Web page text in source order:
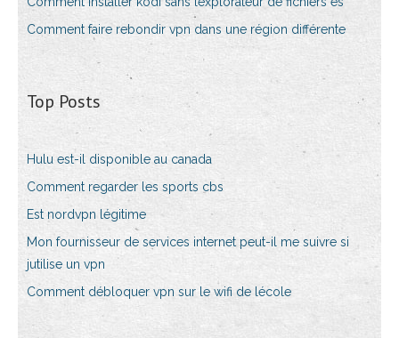
Comment faire rebondir vpn dans une région différente
Top Posts
Hulu est-il disponible au canada
Comment regarder les sports cbs
Est nordvpn légitime
Mon fournisseur de services internet peut-il me suivre si
jutilise un vpn
Comment débloquer vpn sur le wifi de lécole